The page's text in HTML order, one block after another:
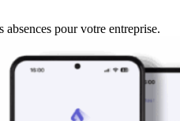
pour votre entreprise.